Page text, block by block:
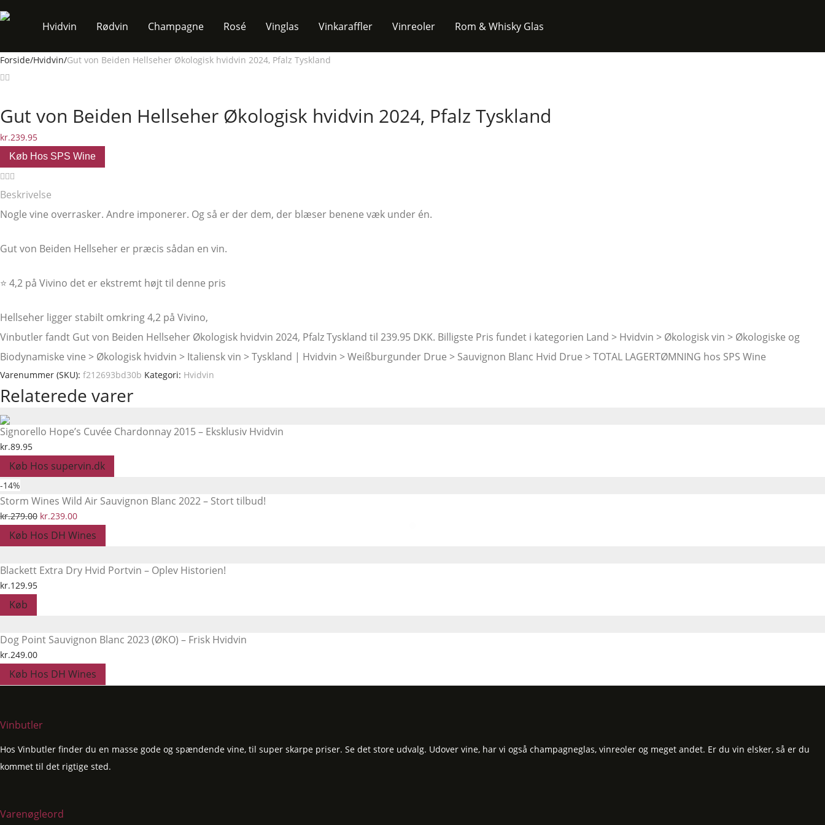
Hvidvin Rødvin Champagne Rosé Vinglas Vinkaraffler Vinreoler Rom & Whisky Glas
Forside/Hvidvin/Gut von Beiden Hellseher Økologisk hvidvin 2024, Pfalz Tyskland
Gut von Beiden Hellseher Økologisk hvidvin 2024, Pfalz Tyskland
kr.239.95
Køb Hos SPS Wine
Beskrivelse
Nogle vine overrasker. Andre imponerer. Og så er der dem, der blæser benene væk under én.
Gut von Beiden Hellseher er præcis sådan en vin.
⭐ 4,2 på Vivino det er ekstremt højt til denne pris
Hellseher ligger stabilt omkring 4,2 på Vivino,
Vinbutler fandt Gut von Beiden Hellseher Økologisk hvidvin 2024, Pfalz Tyskland til 239.95 DKK. Billigste Pris fundet i kategorien Land > Hvidvin > Økologisk vin > Økologiske og
Biodynamiske vine > Økologisk hvidvin > Italiensk vin > Tyskland | Hvidvin > Weißburgunder Drue > Sauvignon Blanc Hvid Drue > TOTAL LAGERTØMNING hos SPS Wine
Varenummer (SKU): f212693bd30b Kategori: Hvidvin
Relaterede varer
Signorello Hope’s Cuvée Chardonnay 2015 – Eksklusiv Hvidvin
kr.89.95
Køb Hos supervin.dk
-14%
Storm Wines Wild Air Sauvignon Blanc 2022 – Stort tilbud!
kr.279.00 Den
oprindelige
pris
var:
kr.239.00Den
aktuelle
pris
er:
Køb Hos DH Wines
Blackett Extra Dry Hvid Portvin – Oplev Historien!
kr.129.95
Køb
Dog Point Sauvignon Blanc 2023 (ØKO) – Frisk Hvidvin
kr.249.00
Køb Hos DH Wines
Vinbutler
Hos Vinbutler finder du en masse gode og spændende vine, til super skarpe priser. Se det store udvalg. Udover vine, har vi også champagneglas, vinreoler og meget andet. Er du vin elsker, så er du
kommet til det rigtige sted.
Varenøgleord